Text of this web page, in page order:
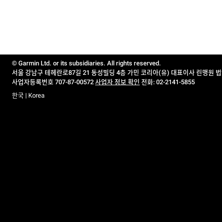
© Garmin Ltd. or its subsidiaries. All rights reserved.
서울 강남구 테헤란로87길 21 동성빌딩 4층 가민 코리아(유) 대표이사 린맹원
사업자등록번호 707-87-00572 사업자 정보 확인 전화: 02-2141-5855
한국 | Korea